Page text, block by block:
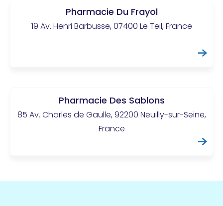
Pharmacie Du Frayol
19 Av. Henri Barbusse, 07400 Le Teil, France
Pharmacie Des Sablons
85 Av. Charles de Gaulle, 92200 Neuilly-sur-Seine,
France